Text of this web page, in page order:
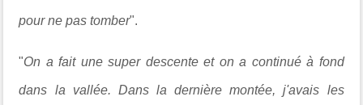
pour ne pas tomber".
"On a fait une super descente et on a continué à fond
dans la vallée. Dans la dernière montée, j'avais les